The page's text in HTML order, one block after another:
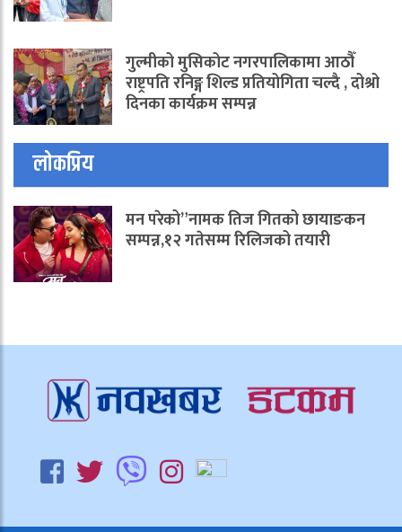
गुल्मीको मुसिकोट नगरपालिकामा आठौँ
राष्ट्रपति रनिङ्ग शिल्ड प्रतियोगिता चल्दै , दोश्रो
दिनका कार्यक्रम सम्पन्न
लोकप्रिय
मन परेको”नामक तिज गितको छायाङकन
सम्पन्न,१२ गतेसम्म रिलिजको तयारी